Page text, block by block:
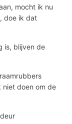
mocht ik nu
doe ik dat
is, blijven de
niet doen om de